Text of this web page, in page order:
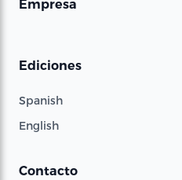
Empresa
Ediciones
Spanish
English
Contacto